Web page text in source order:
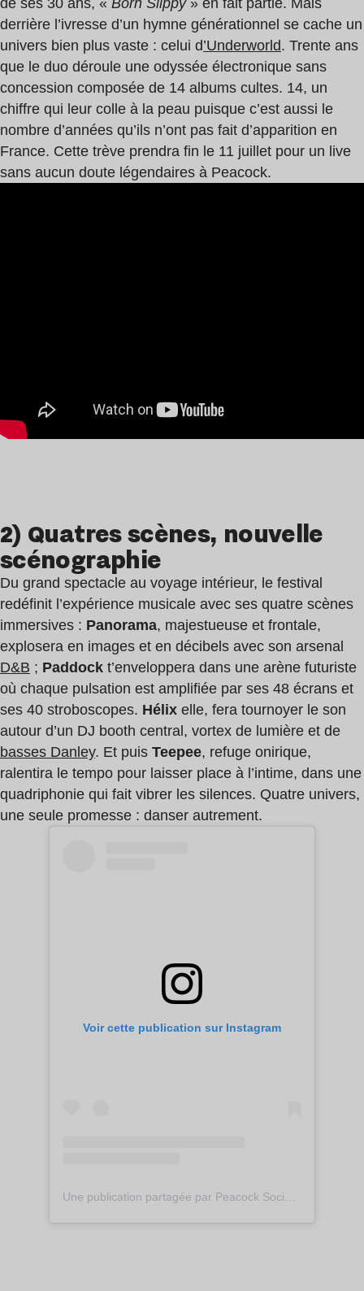
derrière l’ivresse d’un hymne générationnel se cache un
univers bien plus vaste : celui d’Underworld. Trente ans
que le duo déroule une odyssée électronique sans
concession composée de 14 albums cultes. 14, un
chiffre qui leur colle à la peau puisque c’est aussi le
nombre d’années qu’ils n’ont pas fait d’apparition en
France. Cette trève prendra fin le 11 juillet pour un live
sans aucun doute légendaires à Peacock.
2) Quatres scènes, nouvelle
scénographie
Du grand spectacle au voyage intérieur, le festival
redéfinit l’expérience musicale avec ses quatre scènes
immersives : Panorama, majestueuse et frontale,
explosera en images et en décibels avec son arsenal
D&B ; Paddock t’enveloppera dans une arène futuriste
où chaque pulsation est amplifiée par ses 48 écrans et
ses 40 stroboscopes. Hélix elle, fera tournoyer le son
autour d’un DJ booth central, vortex de lumière et de
basses Danley. Et puis Teepee, refuge onirique,
ralentira le tempo pour laisser place à l’intime, dans une
quadriphonie qui fait vibrer les silences. Quatre univers,
une seule promesse : danser autrement.
Voir cette publication sur Instagram